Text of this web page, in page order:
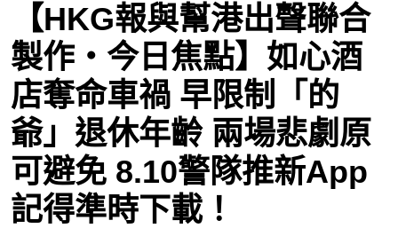
觀點
博客
投票
視頻
【HKG報與幫港出聲聯合
製作‧今日焦點】如心酒
店奪命車禍 早限制「的
爺」退休年齡 兩場悲劇原
可避免 8.10警隊推新App
記得準時下載！